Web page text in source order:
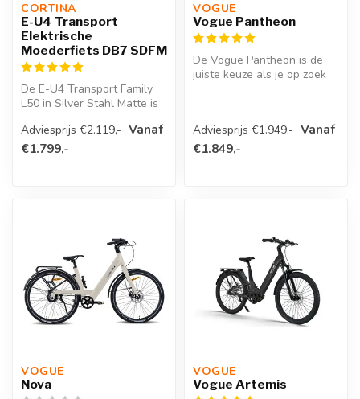
CORTINA
E-U4 Transport
Elektrische
Moederfiets DB7 SDFM
De E-U4 Transport Family
L50 in Silver Stahl Matte is
el...
Adviesprijs €2.119,- Vanaf
€1.799,-
VOGUE
Vogue Pantheon
De Vogue Pantheon is de
juiste keuze als je op zoek
Adviesprijs €1.949,- Vanaf
€1.849,-
VOGUE
Nova
VOGUE
Vogue Artemis